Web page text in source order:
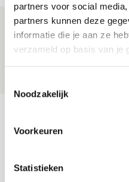
partners voor social
partners kunnen deze
informatie die je aan ze
verzameld op basis van je
Noodzakelijk
Voorkeuren
Statistieken
Míchel:
ik wissels erin
AGENDA
23
Selectiedag